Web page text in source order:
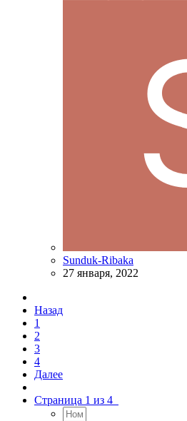
Sunduk-Ribaka
27 января, 2022
Назад
1
2
3
4
Далее
Страница 1 из 4